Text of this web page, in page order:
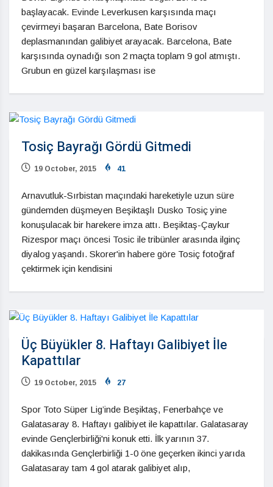
başlayacak. Evinde Leverkusen karşısında maçı
çevirmeyi başaran Barcelona, Bate Borisov
deplasmanından galibiyet arayacak. Barcelona, Bate
karşısında oynadığı son 2 maçta toplam 9 gol atmıştı.
Grubun en güzel karşılaşması ise
Tosiç Bayrağı Gördü Gitmedi
19 October, 2015 41
Arnavutluk-Sırbistan maçındaki hareketiyle uzun süre
gündemden düşmeyen Beşiktaşlı Dusko Tosiç yine
konuşulacak bir harekere imza attı. Beşiktaş-Çaykur
Rizespor maçı öncesi Tosic ile tribünler arasında ilginç
diyalog yaşandı. Skorer'in habere göre Tosiç fotoğraf
çektirmek için kendisini
Üç Büyükler 8. Haftayı Galibiyet İle
Kapattılar
19 October, 2015 27
Spor Toto Süper Lig’inde Beşiktaş, Fenerbahçe ve
Galatasaray 8. Haftayı galibiyet ile kapattılar. Galatasaray
evinde Gençlerbirliği'ni konuk etti. İlk yarının 37.
dakikasında Gençlerbirliği 1-0 öne geçerken ikinci yarıda
Galatasaray tam 4 gol atarak galibiyet alıp,